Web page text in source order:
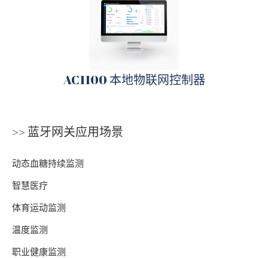
AC1100 本地物联网控制器
>> 蓝牙网关应用场景
动态血糖持续监测
智慧医疗
体育运动监测
温度监测
职业健康监测